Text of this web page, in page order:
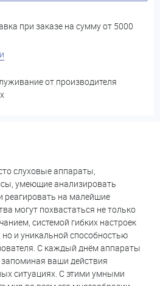
при заказе на сумму от 5000
от производителя
слуховые аппараты,
умеющие анализировать
реагировать на малейшие
могут похвастаться не только
системой гибких настроек
и уникальной способностью
С каждый днём аппараты
запоминая ваши действия
ситуациях. С этими умными